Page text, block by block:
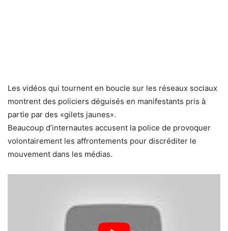
Les vidéos qui tournent en boucle sur les réseaux sociaux
montrent des policiers déguisés en manifestants pris à
partie par des «gilets jaunes».
Beaucoup d’internautes accusent la police de provoquer
volontairement les affrontements pour discréditer le
mouvement dans les médias.